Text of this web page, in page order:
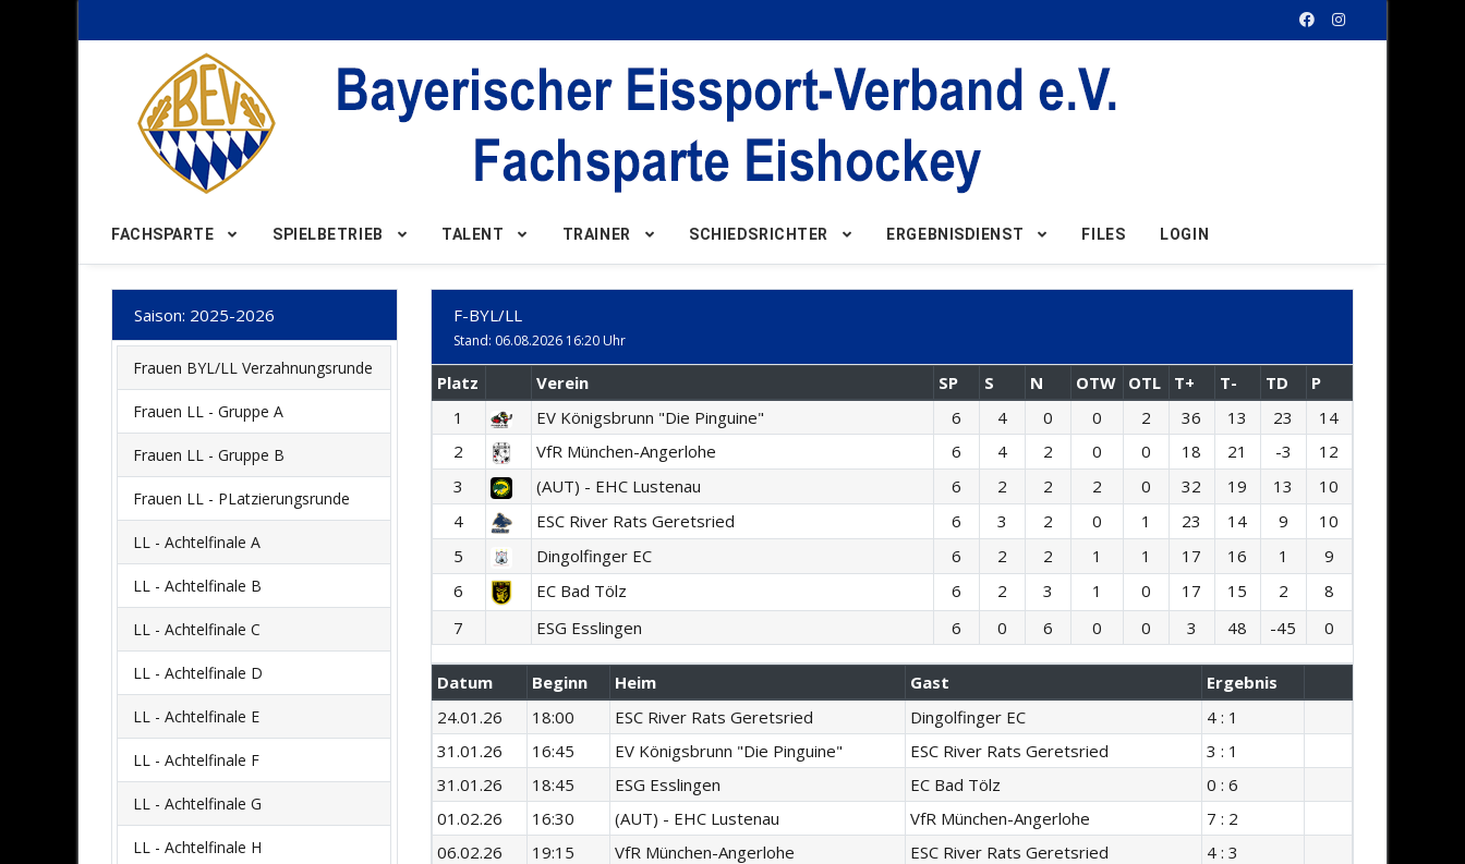
FACHSPARTE SPIELBETRIEB TALENT TRAINER SCHIEDSRICHTER ERGEBNISDIENST FILES LOGIN
Saison: 2025-2026
Frauen BYL/LL Verzahnungsrunde
Frauen LL - Gruppe A
Frauen LL - Gruppe B
Frauen LL - PLatzierungsrunde
LL - Achtelfinale A
LL - Achtelfinale B
LL - Achtelfinale C
LL - Achtelfinale D
LL - Achtelfinale E
LL - Achtelfinale F
LL - Achtelfinale G
LL - Achtelfinale H
F-BYL/LL
Stand: 06.08.2026 16:20 Uhr
Platz Verein SP S N OTW OTL T+ T- TD
P
1
EV Königsbrunn "Die Pinguine" 6 4 0 0 2 36 13 23
14
2
VfR München-Angerlohe 6 4 2 0 0 18 21 -3
12
3
(AUT) - EHC Lustenau 6 2 2 2 0 32 19 13
10
4
ESC River Rats Geretsried 6 3 2 0 1 23 14 9
10
5
Dingolfinger EC 6 2 2 1 1 17 16 1
9
6
EC Bad Tölz 6 2 3 1 0 17 15 2
8
7
ESG Esslingen 6 0 6 0 0 3 48 -45 0
Datum Beginn Heim Gast
Ergebnis
24.01.26
18:00 ESC River Rats Geretsried Dingolfinger EC
4 : 1
31.01.26
16:45 EV Königsbrunn "Die Pinguine" ESC River Rats Geretsried
3 : 1
31.01.26
18:45 ESG Esslingen EC Bad Tölz
0 : 6
01.02.26
16:30 (AUT) - EHC Lustenau VfR München-Angerlohe
7 : 2
06.02.26
19:15 VfR München-Angerlohe ESC River Rats Geretsried
4 : 3